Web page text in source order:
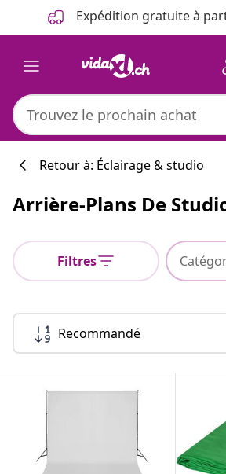
Précédent Expédition gratuite à
Retour à: Éclairage & studio
Arrière-Plans De
Filtres
Recommandé